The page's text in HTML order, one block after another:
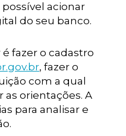
acionar
do seu banco.
fazer o cadastro
, fazer o
com a qual
as orientações. A
para analisar e